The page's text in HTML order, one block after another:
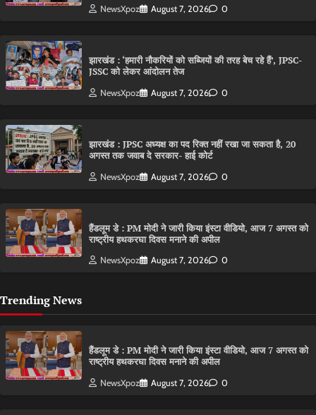
NewsXpoz August 7, 2026 0
झारखंड : ‘हमारी नौकरियों को सब्जियों की तरह बेच रहे हैं’, JPSC-
JSSC को लेकर आंदोलन तेज
NewsXpoz August 7, 2026 0
झारखंड : JPSC अध्यक्ष का पद रिक्त नहीं रखा जा सकता है, 20
अगस्त तक जवाब दे सरकार- हाई कोर्ट
NewsXpoz August 7, 2026 0
हैंडलूम डे : PM मोदी ने जारी किया इंस्टा वीडियो, आज 7 अगस्त को
राष्ट्रीय हथकरघा दिवस मनाने की अपील
NewsXpoz August 7, 2026 0
Trending News
हैंडलूम डे : PM मोदी ने जारी किया इंस्टा वीडियो, आज 7 अगस्त को
राष्ट्रीय हथकरघा दिवस मनाने की अपील
NewsXpoz August 7, 2026 0